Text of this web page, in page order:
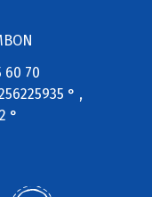
60 70
° ,
°